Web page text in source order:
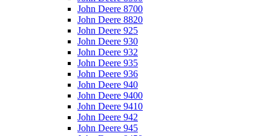
John Deere 8700
John Deere 8820
John Deere 925
John Deere 930
John Deere 932
John Deere 935
John Deere 936
John Deere 940
John Deere 9400
John Deere 9410
John Deere 942
John Deere 945